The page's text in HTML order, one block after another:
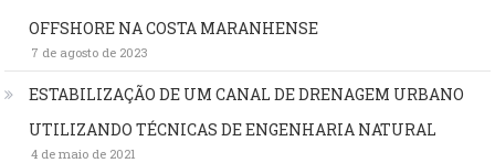
OFFSHORE NA COSTA MARANHENSE
7 de agosto de 2023
ESTABILIZAÇÃO DE UM CANAL DE DRENAGEM URBANO
UTILIZANDO TÉCNICAS DE ENGENHARIA NATURAL
4 de maio de 2021